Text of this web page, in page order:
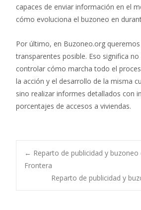
capaces de enviar información en el
cómo evoluciona el buzoneo en
Por último, en Buzoneo.org
transparentes posible. Eso significa
controlar cómo marcha todo el
la acción y el desarrollo de la misma
sino realizar informes detallados con
porcentajes de accesos a viviendas.
Post
navigation
← Reparto de publicidad y
Frontera
Reparto de publicidad y